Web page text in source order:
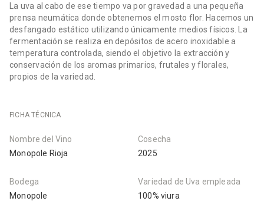
La uva al cabo de ese tiempo va por gravedad a una pequeña
prensa neumática donde obtenemos el mosto flor. Hacemos un
desfangado estático utilizando únicamente medios físicos. La
fermentación se realiza en depósitos de acero inoxidable a
temperatura controlada, siendo el objetivo la extracción y
conservación de los aromas primarios, frutales y florales,
propios de la variedad.
FICHA TÉCNICA
Nombre del Vino
Monopole Rioja
Bodega
Monopole
Cosecha
2025
Variedad de Uva empleada
100% viura